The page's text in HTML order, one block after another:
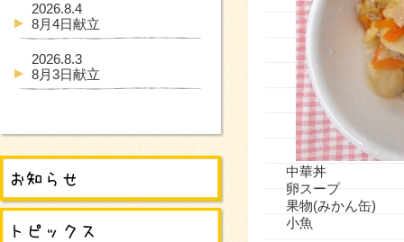
中華丼
卵スープ
果物(みかん缶)
小魚
2026.8.4
8月4日献立
2026.8.3
8月3日献立